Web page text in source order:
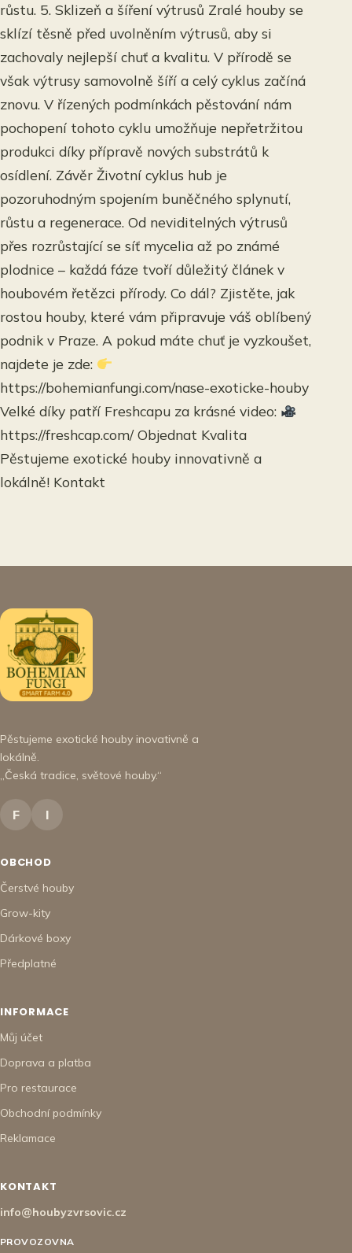
růstu. 5. Sklizeň a šíření výtrusů Zralé houby se
sklízí těsně před uvolněním výtrusů, aby si
zachovaly nejlepší chuť a kvalitu. V přírodě se
však výtrusy samovolně šíří a celý cyklus začíná
znovu. V řízených podmínkách pěstování nám
pochopení tohoto cyklu umožňuje nepřetržitou
produkci díky přípravě nových substrátů k
osídlení. Závěr Životní cyklus hub je
pozoruhodným spojením buněčného splynutí,
růstu a regenerace. Od neviditelných výtrusů
přes rozrůstající se síť mycelia až po známé
plodnice – každá fáze tvoří důležitý článek v
houbovém řetězci přírody. Co dál? Zjistěte, jak
rostou houby, které vám připravuje váš oblíbený
podnik v Praze. A pokud máte chuť je vyzkoušet,
najdete je zde:
https://bohemianfungi.com/nase-exoticke-houby
Velké díky patří Freshcapu za krásné video:
https://freshcap.com/ Objednat Kvalita
Pěstujeme exotické houby innovativně a
lokálně! Kontakt
Pěstujeme exotické houby inovativně a
lokálně.
„Česká tradice, světové houby.“
F I
OBCHOD
Čerstvé houby
Grow-kity
Dárkové boxy
Předplatné
INFORMACE
Můj účet
Doprava a platba
Pro restaurace
Obchodní podmínky
Reklamace
KONTAKT
info@houbyzvrsovic.cz
PROVOZOVNA